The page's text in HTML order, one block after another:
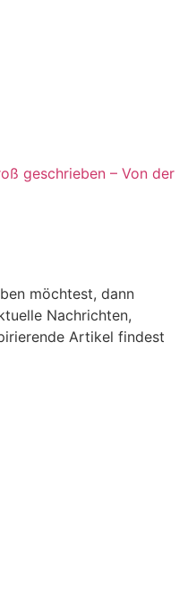
geschrieben – Von der
möchtest, dann
Nachrichten,
Artikel findest